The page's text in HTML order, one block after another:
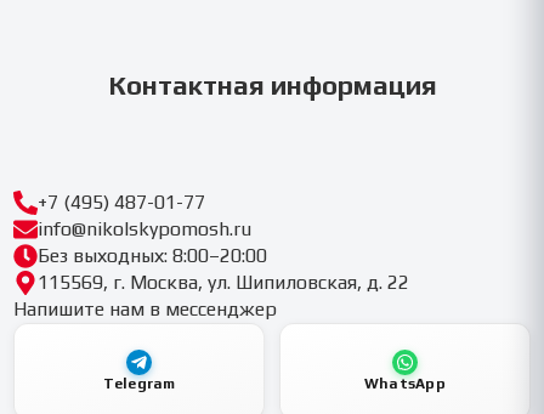
Контактная информация
+7 (495) 487-01-77
info@nikolskypomosh.ru
Без выходных: 8:00–20:00
115569, г. Москва, ул. Шипиловская, д. 22
Напишите нам в мессенджер
Telegram WhatsApp